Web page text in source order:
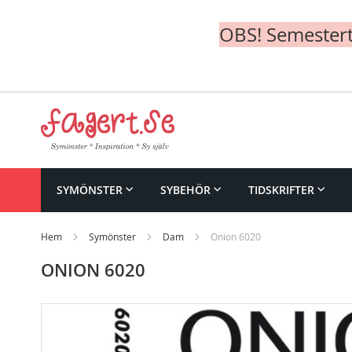
OBS!
Content
SYMÖNSTER SYBEHÖR TIDSKRIFTER
Hem Symönster Dam Onion 6020
ONION 6020